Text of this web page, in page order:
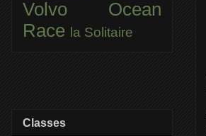
Volvo Ocean
Race la Solitaire
Classes